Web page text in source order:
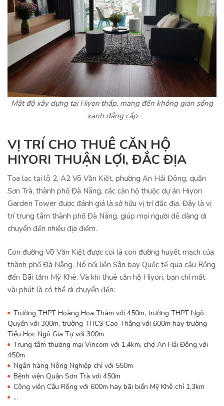
Mật độ xây dựng tại Hiyori thấp, mang đến không gian sống
xanh đẳng cấp
VỊ TRÍ CHO THUÊ CĂN HỘ
HIYORI THUẬN LỢI, ĐẮC ĐỊA
Tọa lạc tại lô 2, A2 Võ Văn Kiệt, phường An Hải Đông, quận
Sơn Trà, thành phố Đà Nẵng, các căn hộ thuộc dự án Hiyori
Garden Tower được đánh giá là sở hữu vị trí đắc địa. Đây là vị
trí trung tâm thành phố Đà Nẵng, giúp mọi người dễ dàng di
chuyển đến nhiều địa điểm.
Con đường Võ Văn Kiệt được coi là con đường huyết mạch của
thành phố Đà Nẵng. Nó nối liền Sân bay Quốc tế qua cầu Rồng
đến Bãi tắm Mỹ Khê. Và khi thuê căn hộ Hiyori, bạn chỉ mất
vài phút là có thể di chuyển đến:
Trường THPT Hoàng Hoa Thám với 450m, trường THPT Ngô
Quyền với 300m, trường THCS Cao Thắng với 600m hay trường
Tiểu Học Ngô Gia Tự với 300m
Trung tâm thương mại Vincom với 1,4km, chợ An Hải Đông với
450m
Ngân hàng Nông Nghiệp chỉ với 550m
Bệnh viện Quận Sơn Trà với 450m
Công viên Cầu Rồng với 600m hay bãi biển Mỹ Khê chỉ 1,3km
…